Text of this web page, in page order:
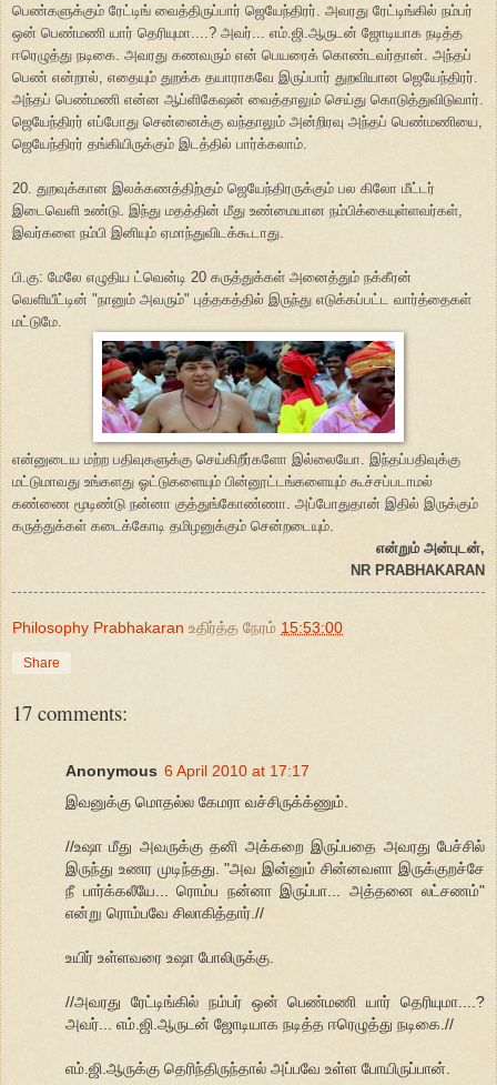
பெண்களுக்கும் ரேட்டிங் வைத்திருப்பார் ஜெயேந்திரர். அவரது ரேட்டிங்கில் நம்பர்
ஒன் பெண்மணி யார் தெரியுமா....? அவர்... எம்.ஜி.ஆருடன் ஜோடியாக நடித்த
ஈரெழுத்து நடிகை. அவரது கணவரும் என் பெயரைக் கொண்டவர்தான். அந்தப்
பெண் என்றால், எதையும் துறக்க தயாராகவே இருப்பார் துறவியான ஜெயேந்திரர்.
அந்தப் பெண்மணி என்ன ஆப்ளிகேஷன் வைத்தாலும் செய்து கொடுத்துவிடுவார்.
ஜெயேந்திரர் எப்போது சென்னைக்கு வந்தாலும் அன்றிரவு அந்தப் பெண்மணியை,
ஜெயேந்திரர் தங்கியிருக்கும் இடத்தில் பார்க்கலாம்.
20. துறவுக்கான இலக்கணத்திற்கும் ஜெயேந்திரருக்கும் பல கிலோ மீட்டர்
இடைவெளி உண்டு. இந்து மதத்தின் மீது உண்மையான நம்பிக்கையுள்ளவர்கள்,
இவர்களை நம்பி இனியும் ஏமாந்துவிடக்கூடாது.
பி.கு: மேலே எழுதிய ட்வென்டி 20 கருத்துக்கள் அனைத்தும் நக்கீரன்
வெளியீட்டின் "நானும் அவரும்" புத்தகத்தில் இருந்து எடுக்கப்பட்ட வார்த்தைகள்
மட்டுமே.
என்னுடைய மற்ற பதிவுகளுக்கு செய்கிறீர்களோ இல்லையோ. இந்தப்பதிவுக்கு
மட்டுமாவது உங்களது ஓட்டுகளையும் பின்னூட்டங்களையும் கூச்சப்படாமல்
கண்ணை மூடிண்டு நன்னா குத்துங்கோண்ணா. அப்போதுதான் இதில் இருக்கும்
கருத்துக்கள் கடைக்கோடி தமிழனுக்கும் சென்றடையும்.
என்றும் அன்புடன்,
NR PRABHAKARAN
Philosophy Prabhakaran உதிர்த்த நேரம் 15:53:00
Share
17 comments:
Anonymous 6 April 2010 at 17:17
இவனுக்கு மொதல்ல கேமரா வச்சிருக்க்ணும்.
//உஷா மீது அவருக்கு தனி அக்கறை இருப்பதை அவரது பேச்சில்
இருந்து உணர முடிந்தது. "அவ இன்னும் சின்னவளா இருக்குறச்சே
நீ பார்க்கலீயே... ரொம்ப நன்னா இருப்பா... அத்தனை லட்சணம்"
என்று ரொம்பவே சிலாகித்தார்.//
உயிர் உள்ளவரை உஷா போலிருக்கு.
//அவரது ரேட்டிங்கில் நம்பர் ஒன் பெண்மணி யார் தெரியுமா....?
அவர்... எம்.ஜி.ஆருடன் ஜோடியாக நடித்த ஈரெழுத்து நடிகை.//
எம்.ஜி.ஆருக்கு தெரிந்திருந்தால் அப்பவே உள்ள போயிருப்பான்.